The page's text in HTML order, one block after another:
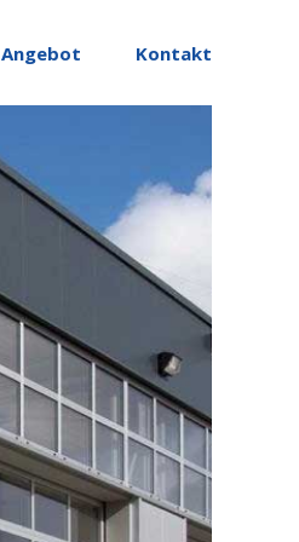
Angebot Kontakt